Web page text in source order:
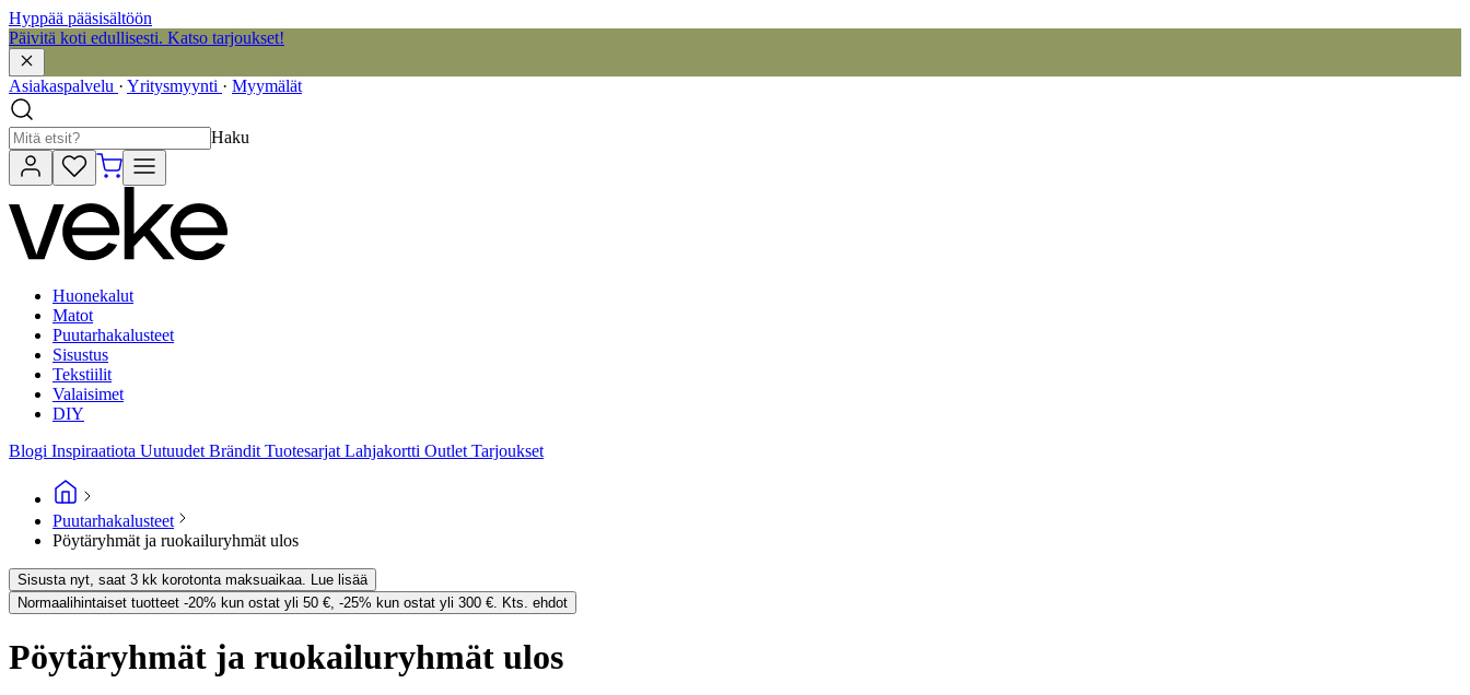
Hyppää pääsisältöön
Päivitä koti edullisesti. Katso tarjoukset!
Asiakaspalvelu · Yritysmyynti · Myymälät
Haku
Huonekalut
Matot
Puutarhakalusteet
Sisustus
Tekstiilit
Valaisimet
DIY
Blogi Inspiraatiota Uutuudet Brändit Tuotesarjat Lahjakortti Outlet Tarjoukset
Puutarhakalusteet
Pöytäryhmät ja ruokailuryhmät ulos
Sisusta nyt, saat 3 kk korotonta maksuaikaa. Lue lisää
Normaalihintaiset tuotteet -20% kun ostat yli 50 €, -25% kun ostat yli 300 €. Kts. ehdot
Pöytäryhmät ja ruokailuryhmät ulos